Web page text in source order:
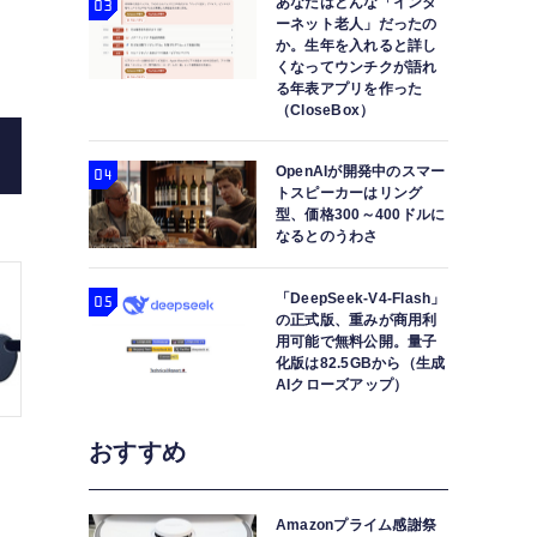
ーネット老人」だったの
か。生年を入れると詳し
くなってウンチクが語れ
る年表アプリを作った
（CloseBox）
OpenAIが開発中のスマー
トスピーカーはリング
型、価格300～400ドルに
なるとのうわさ
「DeepSeek-V4-Flash」
の正式版、重みが商用利
用可能で無料公開。量子
化版は82.5GBから（生成
AIクローズアップ）
おすすめ
Amazonプライム感謝祭